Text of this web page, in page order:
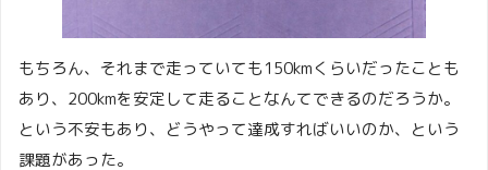
もちろん、それまで走っていても150kmくらいだったことも
あり、200kmを安定して走ることなんてできるのだろうか。
という不安もあり、どうやって達成すればいいのか、という
課題があった。